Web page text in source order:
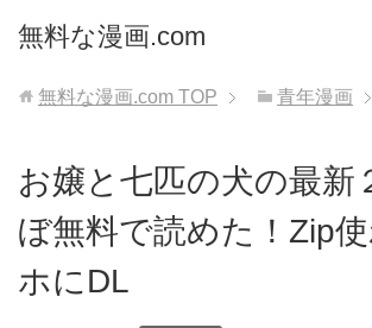
無料な漫画.com
無料な漫画.com TOP 青年漫画
お嬢と七匹の犬の最新
ぼ無料で読めた！Zip
ホにDL